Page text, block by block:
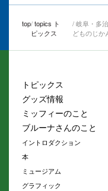
top topics ト
ピックス
岐阜・多
どものじか
トピックス
グッズ情報
ミッフィーのこと
ブルーナさんのこと
イントロダクション
本
ミュージアム
グラフィック